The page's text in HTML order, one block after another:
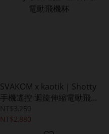
SVAKOM x kaotik｜Shotty
手機遙控 迴旋伸縮電動飛
NT$2,880